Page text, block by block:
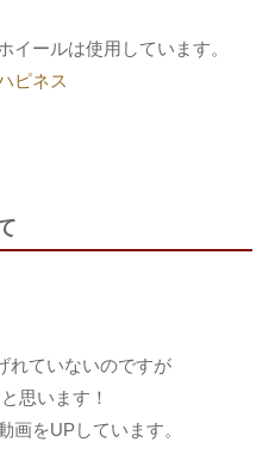
イールは使用しています。
ピネス
れていないのですが
思います！
画をUPしています。